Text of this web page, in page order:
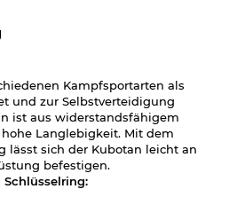
Kampfsportarten als
und zur Selbstverteidigung
ist aus widerstandsfähigem
Langlebigkeit. Mit dem
lässt sich der Kubotan leicht an
befestigen.